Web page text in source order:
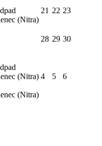
(Nitra)
21 22 23
28 29 30
(Nitra)
(Nitra)
4 5 6